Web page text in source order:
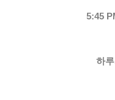
5:45
하